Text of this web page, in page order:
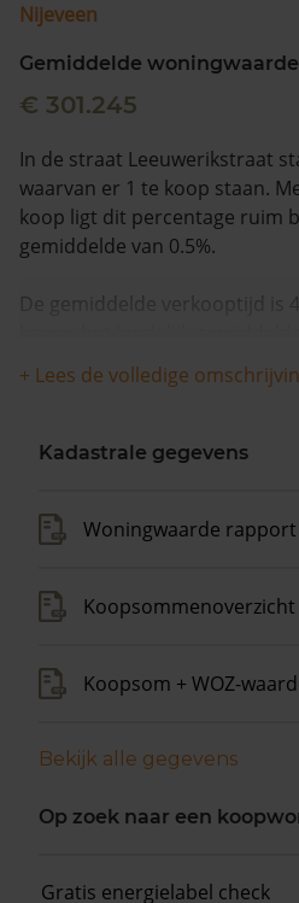
Nijeveen
Gemiddelde woningwaarde
€ 301.245
In de straat Leeuwerikstraat
waarvan er 1 te koop staan.
koop ligt dit percentage ruim
gemiddelde van 0.5%.
De gemiddelde verkooptijd is
De gemiddelde huizenprijs is
de gemiddelde woningwaarde
+ Lees de volledige
Kadastrale gegevens
Woningwaarde rapport
Koopsommenoverzicht
Koopsom + WOZ-
Bekijk alle gegevens
Op zoek naar een
Gratis energielabel check